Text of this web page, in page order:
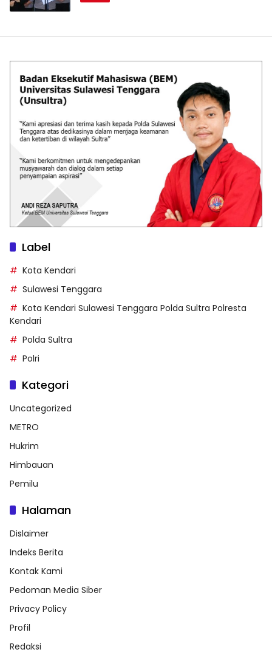
Label
Kota Kendari
Sulawesi Tenggara
Kota Kendari Sulawesi Tenggara Polda Sultra Polresta
Kendari
Polda Sultra
Polri
Kategori
Uncategorized
METRO
Hukrim
Himbauan
Pemilu
Halaman
Dislaimer
Indeks Berita
Kontak Kami
Pedoman Media Siber
Privacy Policy
Profil
Redaksi